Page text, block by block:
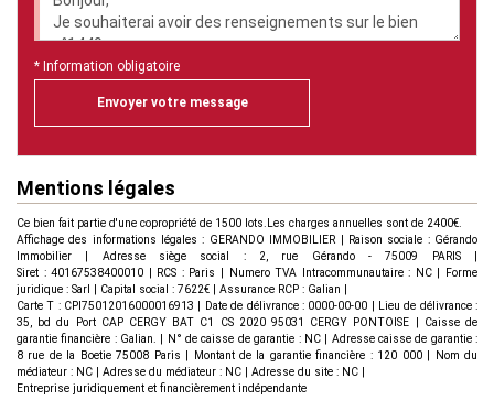
* Information obligatoire
Envoyer votre message
Mentions légales
Ce bien fait partie d'une copropriété de 1500 lots.Les charges annuelles sont de 2400€.
Affichage des informations légales : GERANDO IMMOBILIER | Raison sociale : Gérando
Immobilier | Adresse siège social : 2, rue Gérando - 75009 PARIS |
Siret : 40167538400010 | RCS : Paris | Numero TVA Intracommunautaire : NC | Forme
juridique : Sarl | Capital social : 7622€ | Assurance RCP : Galian |
Carte T : CPI75012016000016913 | Date de délivrance : 0000-00-00 | Lieu de délivrance :
35, bd du Port CAP CERGY BAT C1 CS 2020 95031 CERGY PONTOISE | Caisse de
garantie financière : Galian. | N° de caisse de garantie : NC | Adresse caisse de garantie :
8 rue de la Boetie 75008 Paris | Montant de la garantie financière : 120 000 | Nom du
médiateur : NC | Adresse du médiateur : NC | Adresse du site : NC |
Entreprise juridiquement et financièrement indépendante